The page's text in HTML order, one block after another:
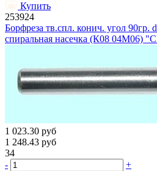
Купить
253924
Борфреза тв.спл. конич. угол 90гр.
спиральная насечка (К08 04М06)
1 023.30 руб
1 248.43 руб
34
-
+